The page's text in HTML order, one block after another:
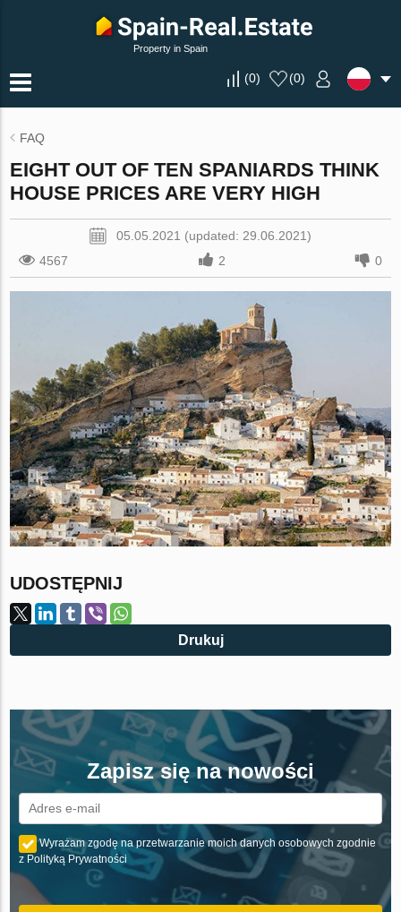
Property in Spain
(0) (0)
FAQ
EIGHT OUT OF TEN SPANIARDS THINK
HOUSE PRICES ARE VERY HIGH
05.05.2021 (updated: 29.06.2021)
4567
2 0
UDOSTĘPNIJ
Drukuj
Zapisz się na nowości
Wyrażam zgodę na przetwarzanie moich danych osobowych zgodnie
z Polityką Prywatności